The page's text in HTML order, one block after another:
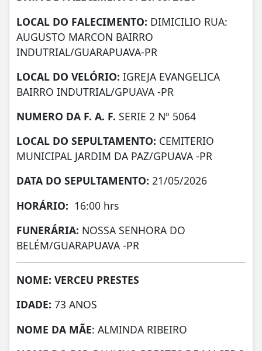
LOCAL DO FALECIMENTO: DIMICILIO RUA:
AUGUSTO MARCON BAIRRO
INDUTRIAL/GUARAPUAVA-PR
LOCAL DO VELÓRIO: IGREJA EVANGELICA
BAIRRO INDUTRIAL/GPUAVA -PR
NUMERO DA F. A. F. SERIE 2 Nº 5064
LOCAL DO SEPULTAMENTO: CEMITERIO
MUNICIPAL JARDIM DA PAZ/GPUAVA -PR
DATA DO SEPULTAMENTO: 21/05/2026
HORÁRIO: 16:00 hrs
FUNERÁRIA: NOSSA SENHORA DO
BELÉM/GUARAPUAVA -PR
NOME: VERCEU PRESTES
IDADE: 73 ANOS
NOME DA MÃE: ALMINDA RIBEIRO